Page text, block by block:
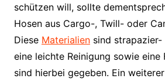
schützen will, sollte
Hosen aus Cargo-, Twill- oder
Diese Materialiensind strapazier-
eine leichte Reinigung sowie eine
sind hierbei gegeben. Ein